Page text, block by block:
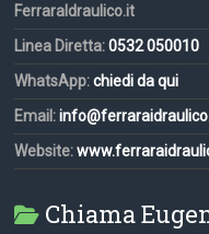
FerraraIdraulico.it
Linea Diretta:0532 050010
WhatsApp:chiedi da qui
Email:
Website:
Chiama